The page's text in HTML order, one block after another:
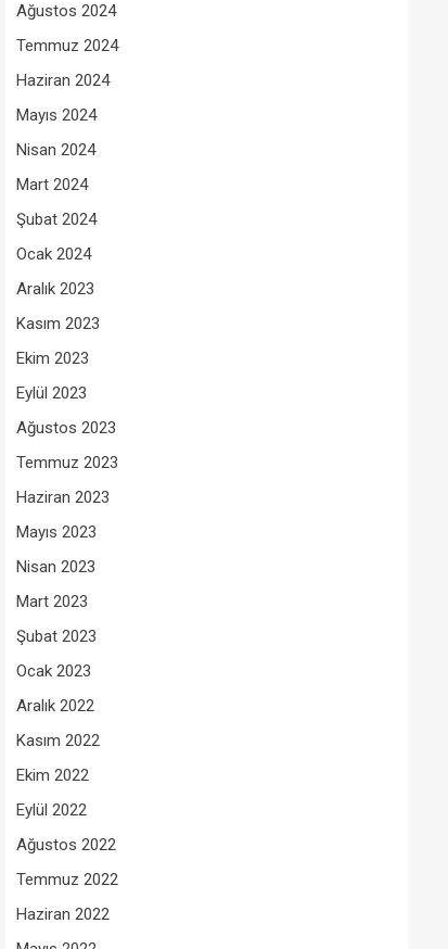
Ağustos 2024
Temmuz 2024
Haziran 2024
Mayıs 2024
Nisan 2024
Mart 2024
Şubat 2024
Ocak 2024
Aralık 2023
Kasım 2023
Ekim 2023
Eylül 2023
Ağustos 2023
Temmuz 2023
Haziran 2023
Mayıs 2023
Nisan 2023
Mart 2023
Şubat 2023
Ocak 2023
Aralık 2022
Kasım 2022
Ekim 2022
Eylül 2022
Ağustos 2022
Temmuz 2022
Haziran 2022